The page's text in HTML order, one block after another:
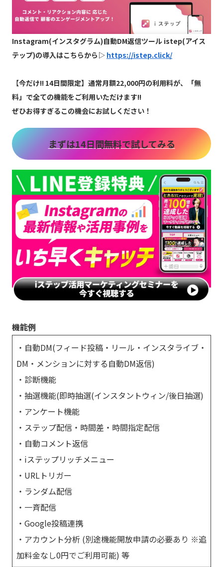
Instagram(インスタグラム)自動DM返信ツール istep(アイス
テップ)の導入はこちらから▷ https://istep.click/
【今だけ!! 14日間限定】通常月額22,000円の利用料が、「無
料」で全ての機能をご利用いただけます!!
ぜひお得すぎるこの機会にお試しください！
まずは14日間無料で試してみる
機能例
・自動DM(フィード投稿・リール・インスタライブ・
DM・メンションに対する自動DM返信)
・診断機能
・抽選機能(即時抽選(インスタントウィン/後日抽選)
・アンケート機能
・ステップ配信・時間差・時間指定配信
・自動コメント返信
・iステップリッチメニュー
・URLトリガー
・ランダム配信
・一斉配信
・Google投稿連携
・アカウント分析 (別途機能開放申請の必要あり ※追
加料金なし0円でご利用可能) 等